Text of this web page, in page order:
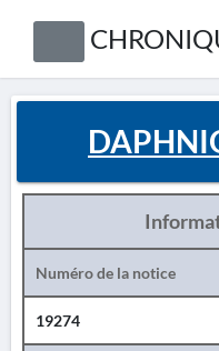
Numéro de la notice
19274